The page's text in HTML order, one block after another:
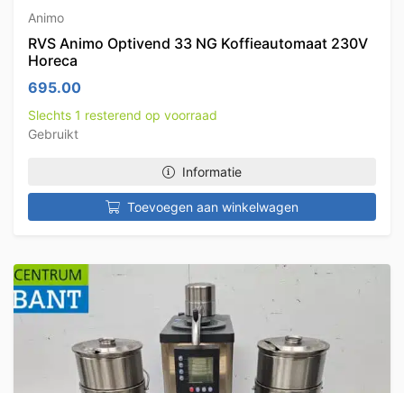
Animo
RVS Animo Optivend 33 NG Koffieautomaat 230V
Horeca
695.00
Slechts 1 resterend op voorraad
Gebruikt
Informatie
Toevoegen aan winkelwagen